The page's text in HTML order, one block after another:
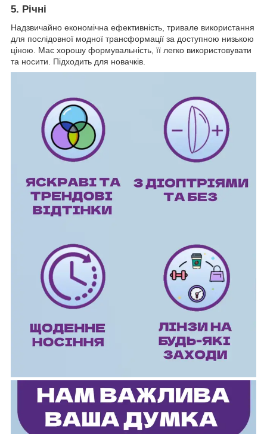
5. Річні
Надзвичайно економічна ефективність, тривале використання
для послідовної модної трансформації за доступною низькою
ціною. Має хорошу формувальність, її легко використовувати
та носити. Підходить для новачків.